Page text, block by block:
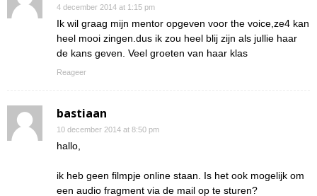
4 december 2014 at 1:15 pm
Ik wil graag mijn mentor opgeven voor the voice,ze4 kan
heel mooi zingen.dus ik zou heel blij zijn als jullie haar
de kans geven. Veel groeten van haar klas
Reageer
bastiaan
10 december 2014 at 8:50 pm
hallo,
ik heb geen filmpje online staan. Is het ook mogelijk om
een audio fragment via de mail op te sturen?